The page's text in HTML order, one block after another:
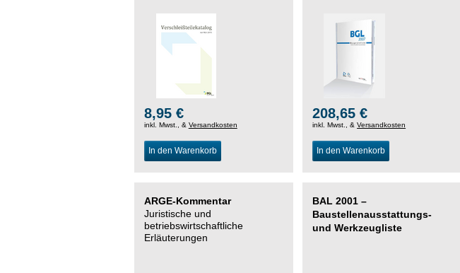
8,95 €
inkl. Mwst., & Versandkosten
In den Warenkorb
208,65 €
inkl. Mwst., &Versandkosten
In den Warenkorb
ARGE-Kommentar
Juristische und
betriebswirtschaftliche
Erläuterungen
BAL 2001 –
Baustellenausstattungs-
und Werkzeugliste